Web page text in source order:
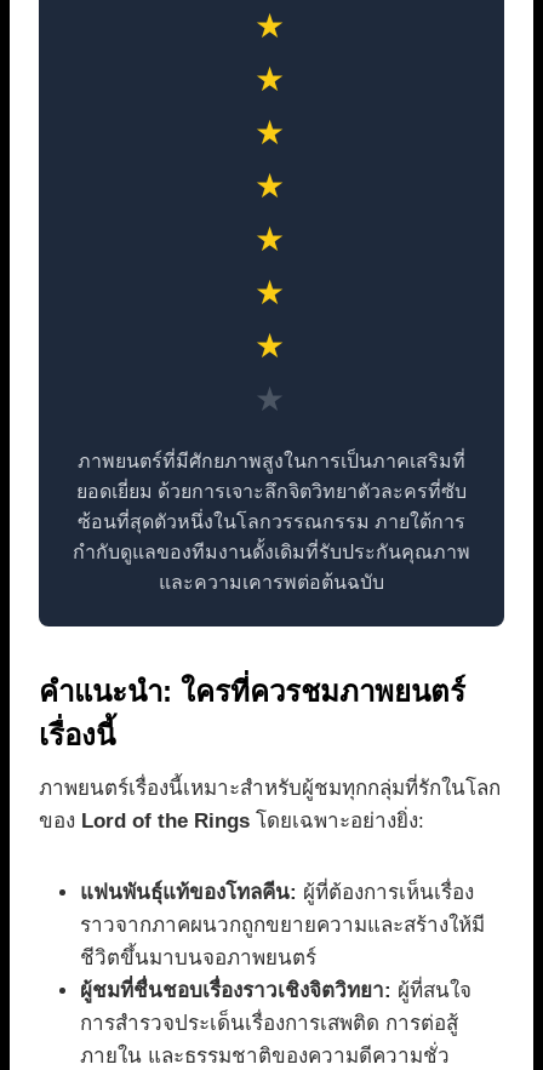
★
★
★
★
★
★
★
★
ภาพยนตร์ที่มีศักยภาพสูงในการเป็นภาคเสริมที่
ยอดเยี่ยม ด้วยการเจาะลึกจิตวิทยาตัวละครที่ซับ
ซ้อนที่สุดตัวหนึ่งในโลกวรรณกรรม ภายใต้การ
กำกับดูแลของทีมงานดั้งเดิมที่รับประกันคุณภาพ
และความเคารพต่อต้นฉบับ
คำแนะนำ: ใครที่ควรชมภาพยนตร์
เรื่องนี้
ภาพยนตร์เรื่องนี้เหมาะสำหรับผู้ชมทุกกลุ่มที่รักในโลก
ของ Lord of the Rings โดยเฉพาะอย่างยิ่ง:
แฟนพันธุ์แท้ของโทลคีน: ผู้ที่ต้องการเห็นเรื่อง
ราวจากภาคผนวกถูกขยายความและสร้างให้มี
ชีวิตขึ้นมาบนจอภาพยนตร์
ผู้ชมที่ชื่นชอบเรื่องราวเชิงจิตวิทยา: ผู้ที่สนใจ
การสำรวจประเด็นเรื่องการเสพติด การต่อสู้
ภายใน และธรรมชาติของความดีความชั่ว